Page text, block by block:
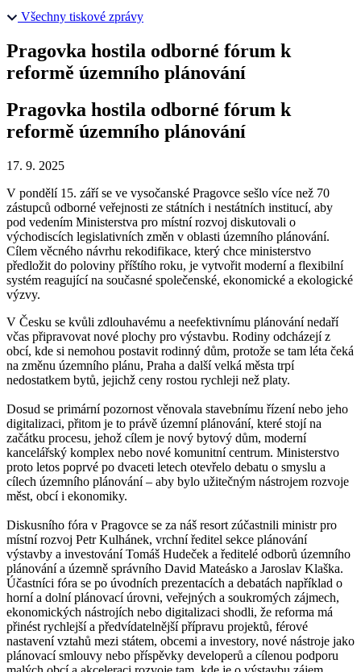
Všechny tiskové zprávy
Pragovka hostila odborné fórum k
reformě územního plánování
Pragovka hostila odborné fórum k
reformě územního plánování
17. 9. 2025
V pondělí 15. září se ve vysočanské Pragovce sešlo více než 70
zástupců odborné veřejnosti ze státních i nestátních institucí, aby
pod vedením Ministerstva pro místní rozvoj diskutovali o
východiscích legislativních změn v oblasti územního plánování.
Cílem věcného návrhu rekodifikace, který chce ministerstvo
předložit do poloviny příštího roku, je vytvořit moderní a flexibilní
systém reagující na současné společenské, ekonomické a ekologické
výzvy.
V Česku se kvůli zdlouhavému a neefektivnímu plánování nedaří
včas připravovat nové plochy pro výstavbu. Rodiny odcházejí z
obcí, kde si nemohou postavit rodinný dům, protože se tam léta čeká
na změnu územního plánu, Praha a další velká města trpí
nedostatkem bytů, jejichž ceny rostou rychleji než platy.
Dosud se primární pozornost věnovala stavebnímu řízení nebo jeho
digitalizaci, přitom je to právě územní plánování, které stojí na
začátku procesu, jehož cílem je nový bytový dům, moderní
kancelářský komplex nebo nové komunitní centrum. Ministerstvo
proto letos poprvé po dvaceti letech otevřelo debatu o smyslu a
cílech územního plánování – aby bylo užitečným nástrojem rozvoje
měst, obcí i ekonomiky.
Diskusního fóra v Pragovce se za náš resort zúčastnili ministr pro
místní rozvoj Petr Kulhánek, vrchní ředitel sekce plánování
výstavby a investování Tomáš Hudeček a ředitelé odborů územního
plánování a územně správního David Mateásko a Jaroslav Klaška.
Účastníci fóra se po úvodních prezentacích a debatách například o
horní a dolní plánovací úrovni, veřejných a soukromých zájmech,
ekonomických nástrojích nebo digitalizaci shodli, že reforma má
přinést rychlejší a předvídatelnější přípravu projektů, férové
nastavení vztahů mezi státem, obcemi a investory, nové nástroje jako
plánovací smlouvy nebo příspěvky developerů a cílenou podporu